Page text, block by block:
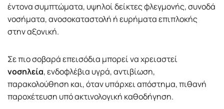
έντονα συμπτώματα, υψηλοί δείκτες φλεγμονής, συνοδά
νοσήματα, ανοσοκαταστολή ή ευρήματα επιπλοκής
στην αξονική.
Σε πιο σοβαρά επεισόδια μπορεί να χρειαστεί
νοσηλεία, ενδοφλέβια υγρά, αντιβίωση,
παρακολούθηση και, όταν υπάρχει απόστημα, πιθανή
παροχέτευση υπό ακτινολογική καθοδήγηση.